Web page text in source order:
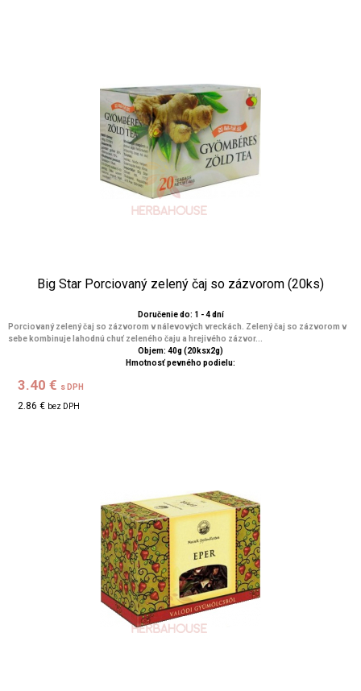
Big Star Porciovaný zelený čaj so zázvorom (20ks)
Doručenie do: 1 - 4 dní
Porciovaný zelený čaj so zázvorom v nálevových vreckách. Zelený čaj so zázvorom v
sebe kombinuje lahodnú chuť zeleného čaju a hrejivého zázvor...
Objem: 40g (20ksx2g)
Hmotnosť pevného podielu:
3.40 € s DPH
2.86 € bez DPH